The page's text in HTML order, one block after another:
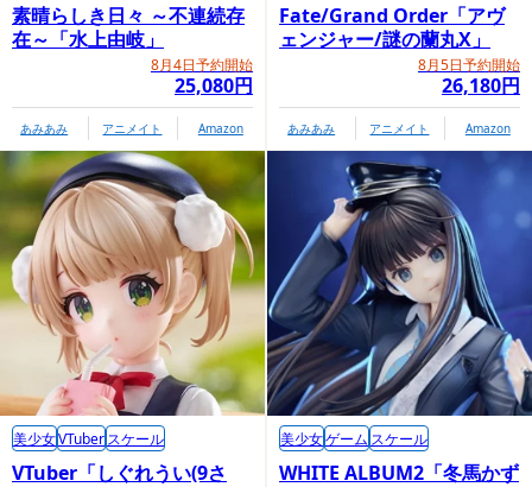
商品情報ページ
https://www.megahobby.jp/products/item/5325/
プレミアムバンダイ内商品購入ページ（セット・
オリジナルミニ座布団付き）
素晴らしき日々 ～不連続存
在～「水上由岐」
8月4日予約開始
25,080円
あみあみ アニメイト Amazon
Fate/Grand Order「アヴ
ェンジャー/謎の蘭丸X」
8月5日予約開始
26,180円
あみあみ アニメイト Amazon
VTuber「しぐれうい(9さ
美少女VTuberスケール
WHITE ALBUM2「冬馬かず
美少女ゲーム スケール